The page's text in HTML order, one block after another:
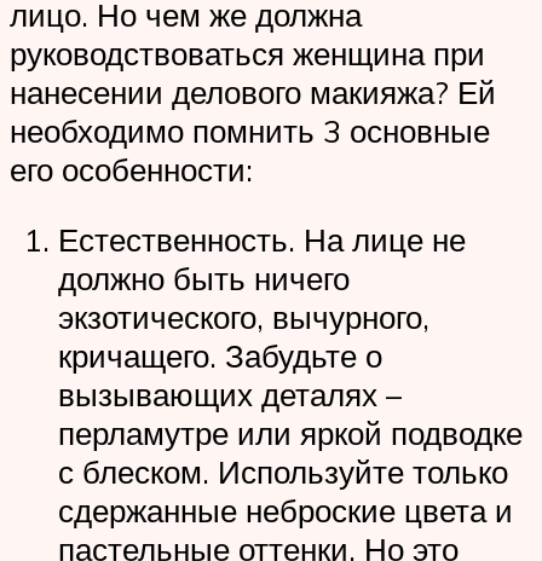
лицо. Но чем же должна
руководствоваться женщина при
нанесении делового макияжа? Ей
необходимо помнить 3 основные
его особенности:
Естественность. На лице не
должно быть ничего
экзотического, вычурного,
кричащего. Забудьте о
вызывающих деталях –
перламутре или яркой подводке
с блеском. Используйте только
сдержанные неброские цвета и
пастельные оттенки. Но это